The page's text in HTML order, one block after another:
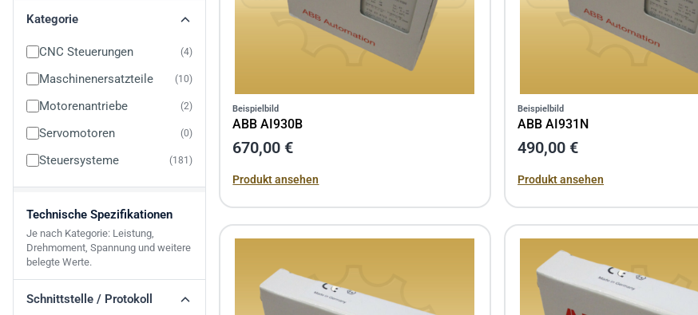
Kategorie
CNC Steuerungen 4
Maschinenersatzteile 10
Motorenantriebe 2
Servomotoren 0
Steuersysteme 181
Technische Spezifikationen
Je nach Kategorie: Leistung,
Drehmoment, Spannung und weitere
belegte Werte.
Schnittstelle / Protokoll
Beispielbild
ABB AI930B
670,00 €
Produkt ansehen
Beispielbild
ABB AI931N
490,00 €
Produkt ansehen